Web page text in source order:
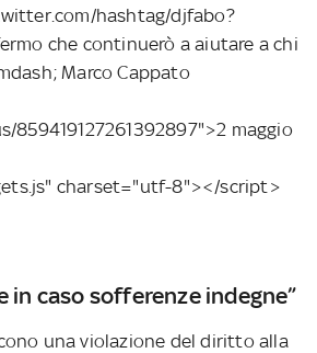
hashtag/djfabo?
che continuerò a aiutare a chi
Marco Cappato
maggio
charset="utf-8"></script>
in caso sofferenze indegne”
una violazione del diritto alla